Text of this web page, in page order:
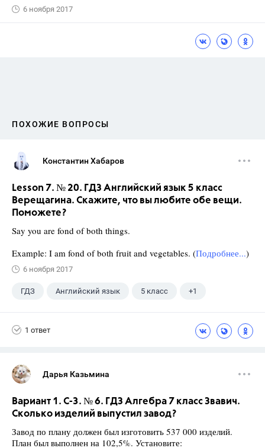
6 ноября 2017
ПОХОЖИЕ ВОПРОСЫ
Константин Хабаров
Lesson 7. № 20. ГДЗ Английский язык 5 класс
Верещагина. Скажите, что вы любите обе вещи.
Поможете?
Say you are fond of both things.
Example: I am fond of both fruit and vegetables. (Подробнее...)
6 ноября 2017
ГДЗ Английский язык 5 класс +1
1 ответ
Дарья Казьмина
Вариант 1. С-3. № 6. ГДЗ Алгебра 7 класс Звавич.
Сколько изделий выпустил завод?
Завод по плану должен был изготовить 537 000 изделий.
План был выполнен на 102,5%. Установите: